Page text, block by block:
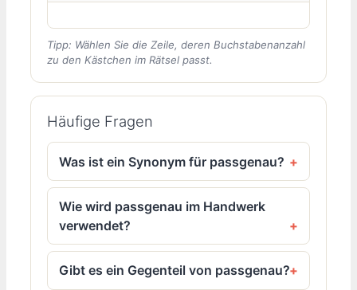
Tipp: Wählen Sie die Zeile, deren Buchstabenanzahl
zu den Kästchen im Rätsel passt.
Häufige Fragen
Was ist ein Synonym für passgenau?
Wie wird passgenau im Handwerk
verwendet?
Gibt es ein Gegenteil von passgenau?